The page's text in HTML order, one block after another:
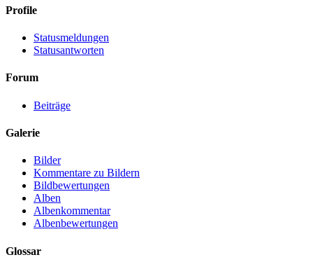
Profile
Statusmeldungen
Statusantworten
Forum
Beiträge
Galerie
Bilder
Kommentare zu Bildern
Bildbewertungen
Alben
Albenkommentar
Albenbewertungen
Glossar